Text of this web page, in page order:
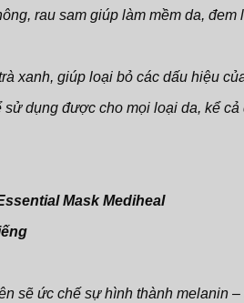
rau sam giúp làm mềm da,
xanh, giúp loại bỏ các dấu hiệu
dụng được cho mọi loại da, kể
Mask Mediheal
sẽ ức chế sự hình thành melanin